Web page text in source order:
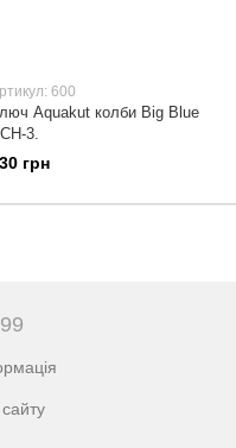
600
Aquakut колби Вig Вlue
3.
грн